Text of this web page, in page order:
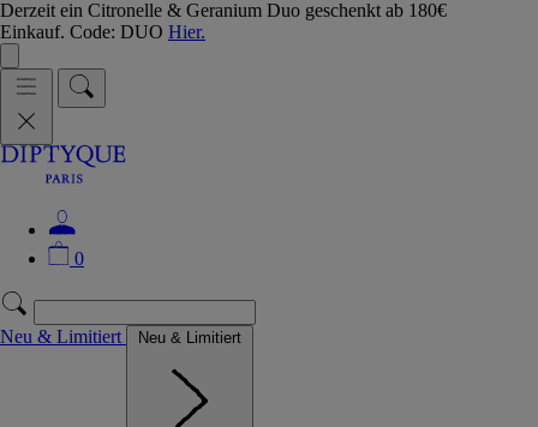
Derzeit ein Citronelle & Geranium Duo geschenkt ab 180€
Einkauf. Code: DUO Hier.
0
Neu & Limitiert Neu & Limitiert